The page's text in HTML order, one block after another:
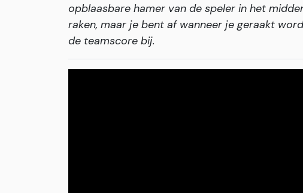
opblaasbare hamer van de speler in het
raken, maar je bent af wanneer je geraakt
de teamscore bij.